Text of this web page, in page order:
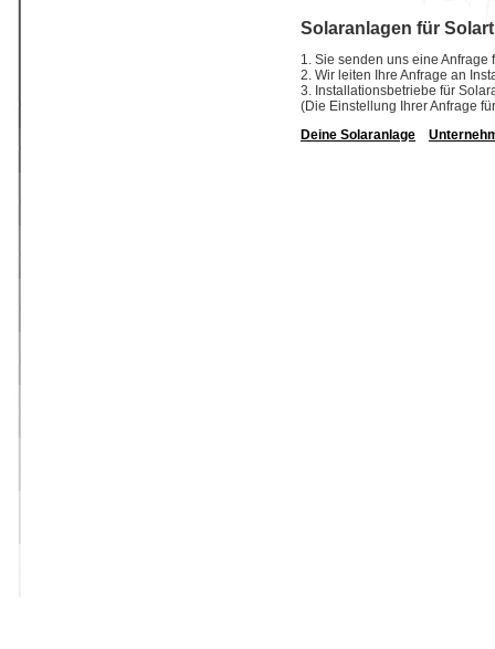
Solaranlagen für
1. Sie senden uns eine
2. Wir leiten Ihre Anfrage an
3. Installationsbetriebe für
(Die Einstellung Ihrer Anfrage
Deine Solaranlage